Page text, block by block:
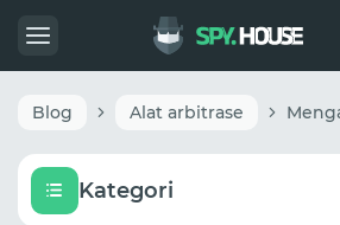
Blog Alat arbitrase
Kategori